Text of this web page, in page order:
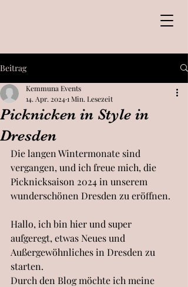
Kemmuna Events
Beitrag
Picknicken in Style in
Dresden
Kemmuna Events
14. Apr. 20241 Min. Lesezeit
Die langen Wintermonate sind
vergangen, und ich freue mich, die
Picknicksaison 2024 in unserem
wunderschönen Dresden zu eröffnen.
Hallo, ich bin hier und super
aufgeregt, etwas Neues und
Außergewöhnliches in Dresden zu
starten.
Durch den Blog möchte ich meine